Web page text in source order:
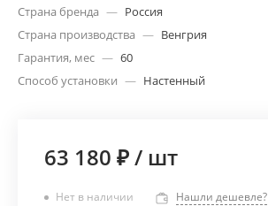
Страна бренда — Россия
Страна производства — Венгрия
Гарантия, мес — 60
Способ установки — Настенный
63 180 ₽/ шт
Нет в наличии Нашли дешевле?